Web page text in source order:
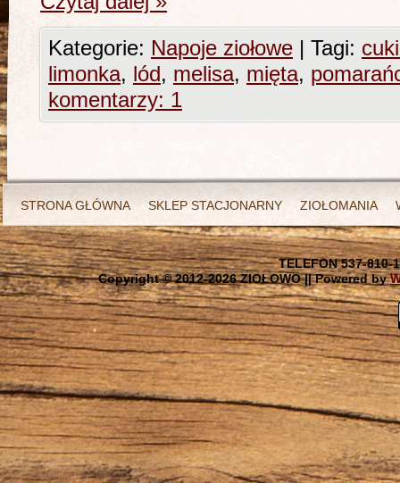
Kategorie: Napoje ziołowe | Tagi:
limonka, lód, melisa, mięta,
komentarzy: 1
STRONA GŁÓWNA SKLEP STACJONARNY ZIOŁOMANIA
TELEFON 537-810-
Copyright © 2012-2026 ZIOŁOWO || Powered by